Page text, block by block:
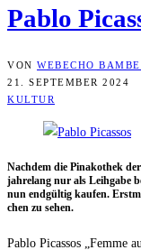
Pablo
VON WEBECHO
21. SEPTEMBER 2024
KULTUR
Nach­dem die Pina­ko­thek
jah­re­lang nur als Leih­ga­be
nun end­gül­tig kau­fen.
chen zu sehen.
Pablo Picas­sos „Femme